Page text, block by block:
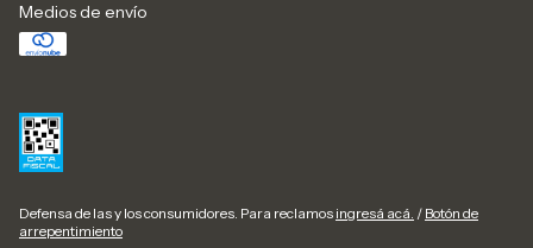
Medios de envío
Defensa de las y los consumidores. Para reclamos ingresá acá. / Botón de
arrepentimiento